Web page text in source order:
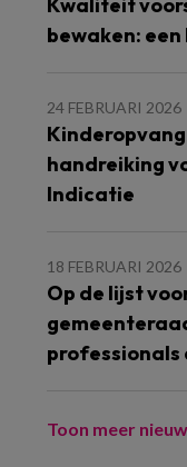
bewaken:
24 FEBRUARI 2026
handreiking
Indicatie
18 FEBRUARI 2026
Op de lijst
professionals
Toon meer